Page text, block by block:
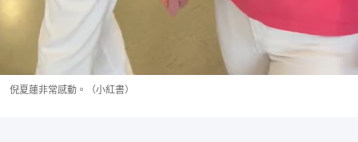
倪夏蓮非常感動。（小紅書）